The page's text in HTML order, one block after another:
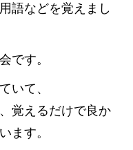
語などを覚えまし
です。
いて、
覚えるだけで良か
ます。